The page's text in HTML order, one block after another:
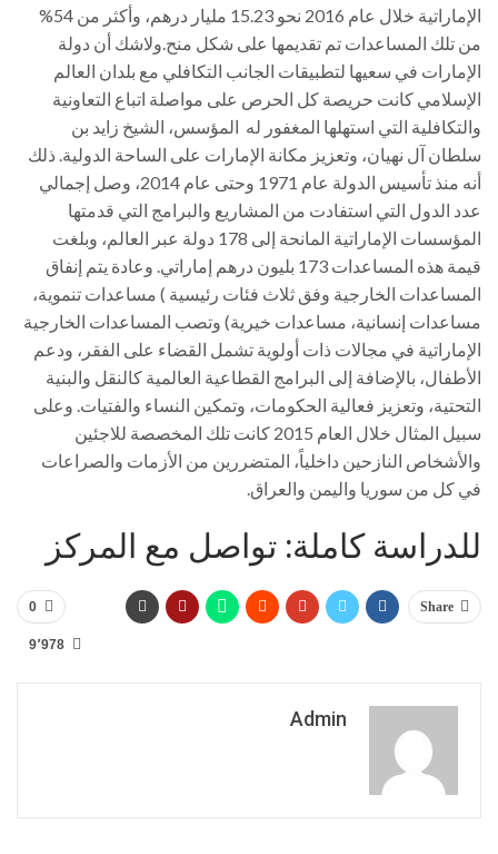
الإماراتية خلال عام 2016 نحو 15.23 مليار درهم، وأكثر من 54%
من تلك المساعدات تم تقديمها على شكل منح.ولاشك أن دولة
الإمارات في سعيها لتطبيقات الجانب التكافلي مع بلدان العالم
الإسلامي كانت حريصة كل الحرص على مواصلة اتباع التعاونية
والتكافلية التي استهلها المغفور له المؤسس، الشيخ زايد بن
سلطان آل نهيان، وتعزيز مكانة الإمارات على الساحة الدولية. ذلك
أنه منذ تأسيس الدولة عام 1971 وحتى عام 2014، وصل إجمالي
عدد الدول التي استفادت من المشاريع والبرامج التي قدمتها
المؤسسات الإماراتية المانحة إلى 178 دولة عبر العالم، وبلغت
قيمة هذه المساعدات 173 بليون درهم إماراتي. وعادة يتم إنفاق
المساعدات الخارجية وفق ثلاث فئات رئيسية ) مساعدات تنموية،
مساعدات إنسانية، مساعدات خيرية) وتصب المساعدات الخارجية
الإماراتية في مجالات ذات أولوية تشمل القضاء على الفقر، ودعم
الأطفال، بالإضافة إلى البرامج القطاعية العالمية كالنقل والبنية
التحتية، وتعزيز فعالية الحكومات، وتمكين النساء والفتيات. وعلى
سبيل المثال خلال العام 2015 كانت تلك المخصصة للاجئين
والأشخاص النازحين داخلياً، المتضررين من الأزمات والصراعات
في كل من سوريا واليمن والعراق.
للدراسة كاملة: تواصل مع المركز
Share
0
9٬978
Admin